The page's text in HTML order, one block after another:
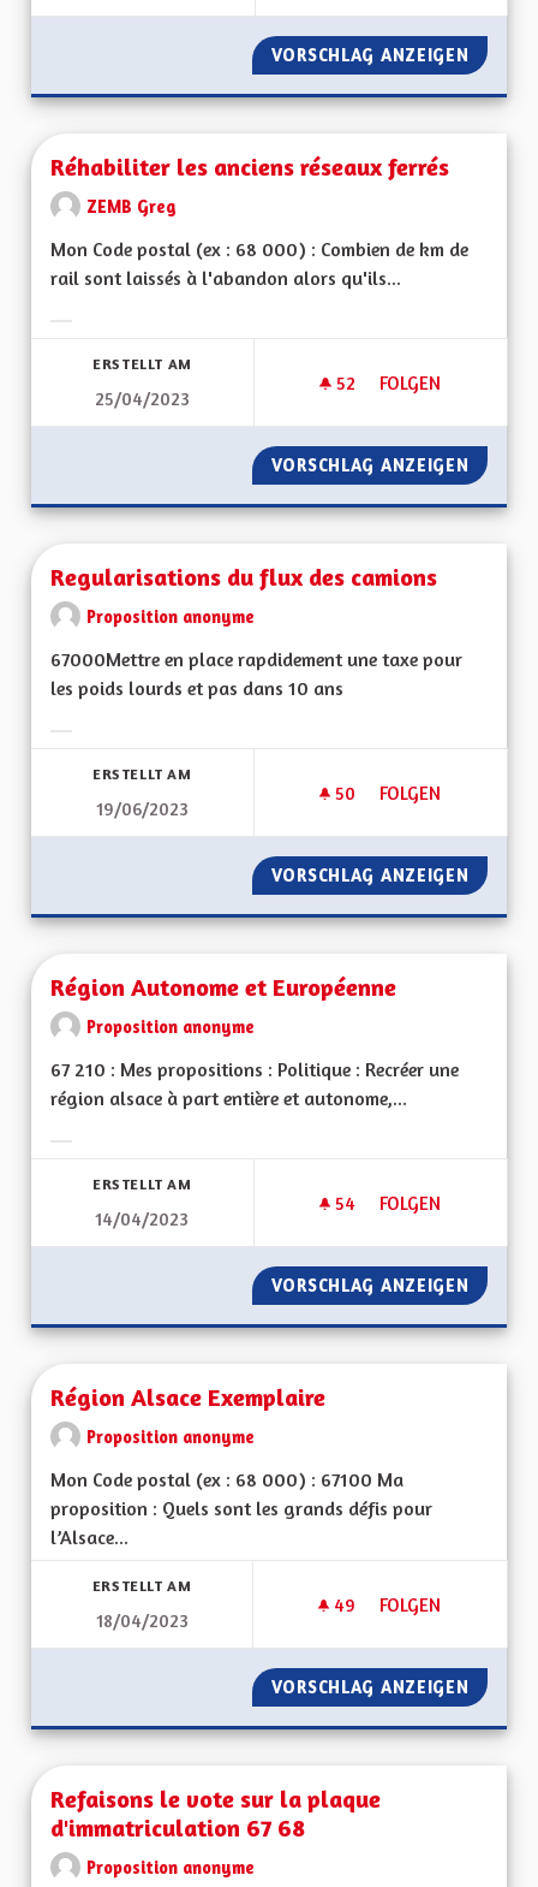
VORSCHLAG ANZEIGEN
Réhabiliter les anciens réseaux ferrés
ZEMB Greg
Mon Code postal (ex : 68 000) : Combien de km de
rail sont laissés à l'abandon alors qu'ils...
ERSTELLT AM
25/04/2023
52 52 FOLLOWER
FOLGEN
RÉHABILITER LES
VORSCHLAG ANZEIGEN
Regularisations du flux des camions
Proposition anonyme
67000Mettre en place rapdidement une taxe pour
les poids lourds et pas dans 10 ans
ERSTELLT AM
19/06/2023
50 50 FOLLOWER
FOLGEN
VORSCHLAG ANZEIGEN
Région Autonome et Européenne
Proposition anonyme
67 210 : Mes propositions : Politique : Recréer une
région alsace à part entière et autonome,...
ERSTELLT AM
14/04/2023
54 54 FOLLOWER
FOLGEN
RÉGION
VORSCHLAG ANZEIGEN
Région Alsace Exemplaire
Proposition anonyme
Mon Code postal (ex : 68 000) : 67100 Ma
proposition : Quels sont les grands défis pour
l’Alsace...
ERSTELLT AM
18/04/2023
49 49 FOLLOWER
FOLGEN
RÉGION ALSACE
VORSCHLAG ANZEIGEN
Refaisons le vote sur la plaque
d'immatriculation 67 68
Proposition anonyme